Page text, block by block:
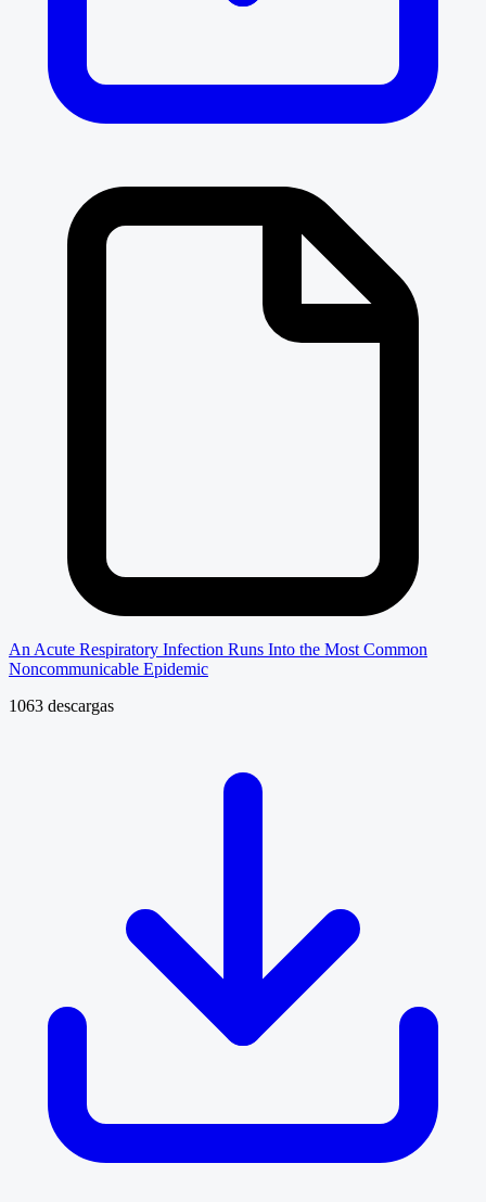
An Acute Respiratory Infection Runs Into the Most Common
Noncommunicable Epidemic
1063 descargas